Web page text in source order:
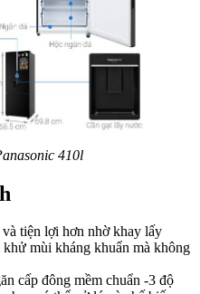
410l
tiện lợi hơn nhờ khay lấy
mùi kháng khuẩn mà không
cấp đông mềm chuẩn -3 độ